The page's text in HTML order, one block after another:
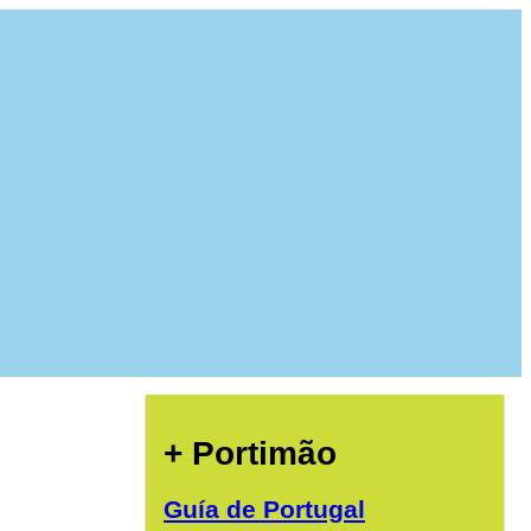
+ Portimão
Guía de Portugal